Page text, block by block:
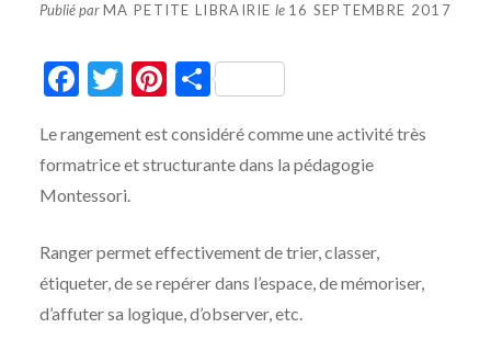
Publié parMA PETITE LIBRAIRIE le 16 SEPTEMBRE 2017
Facebook
Twitter
Pinterest
Partager
Le rangement est considéré comme une activité très
formatrice et structurante dans la pédagogie
Montessori.
Ranger permet effectivement de trier, classer,
étiqueter, de se repérer dans l’espace, de mémoriser,
d’affuter sa logique, d’observer, etc.